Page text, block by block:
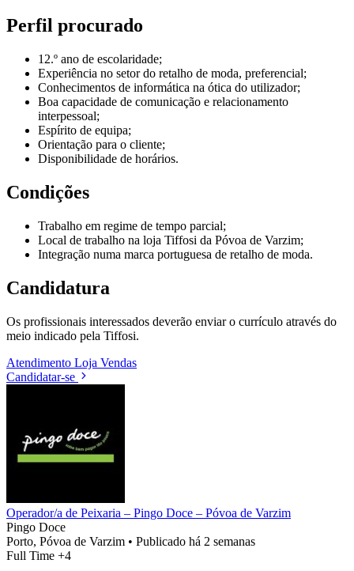
Perfil procurado
12.º ano de escolaridade;
Experiência no setor do retalho de moda, preferencial;
Conhecimentos de informática na ótica do utilizador;
Boa capacidade de comunicação e relacionamento
interpessoal;
Espírito de equipa;
Orientação para o cliente;
Disponibilidade de horários.
Condições
Trabalho em regime de tempo parcial;
Local de trabalho na loja Tiffosi da Póvoa de Varzim;
Integração numa marca portuguesa de retalho de moda.
Candidatura
Os profissionais interessados deverão enviar o currículo através do
meio indicado pela Tiffosi.
Atendimento Loja Vendas
Candidatar-se
Operador/a de Peixaria – Pingo Doce – Póvoa de Varzim
Pingo Doce
Porto, Póvoa de Varzim • Publicado há 2 semanas
Full Time +4